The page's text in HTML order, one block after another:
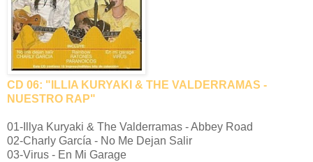
CD 06: "ILLIA KURYAKI & THE VALDERRAMAS -
NUESTRO RAP"
01-Illya Kuryaki & The Valderramas - Abbey Road
02-Charly García - No Me Dejan Salir
03-Virus - En Mi Garage